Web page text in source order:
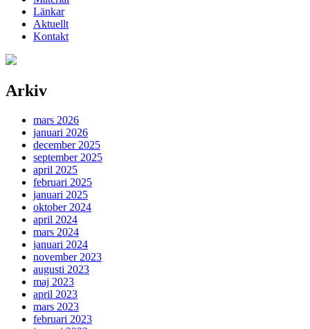
Länkar
Aktuellt
Kontakt
Arkiv
mars 2026
januari 2026
december 2025
september 2025
april 2025
februari 2025
januari 2025
oktober 2024
april 2024
mars 2024
januari 2024
november 2023
augusti 2023
maj 2023
april 2023
mars 2023
februari 2023